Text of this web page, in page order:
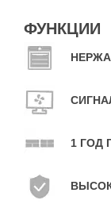
ФУНКЦИИ
1 ГОД